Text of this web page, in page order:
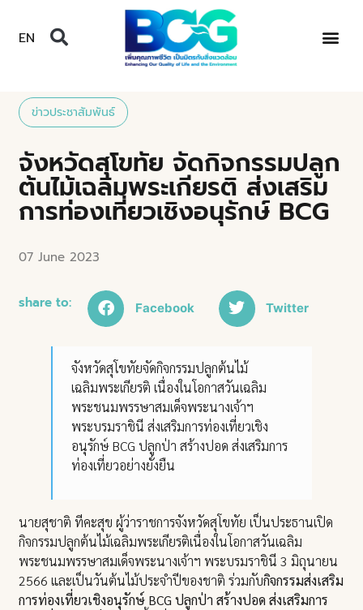
EN
ข่าวประชาสัมพันธ์
จังหวัดสุโขทัย จัดกิจกรรมปลูก
ต้นไม้เฉลิมพระเกียรติ ส่งเสริม
การท่องเที่ยวเชิงอนุรักษ์ BCG
07 June 2023
share to: Facebook Twitter
จังหวัดสุโขทัยจัดกิจกรรมปลูกต้นไม้
เฉลิมพระเกียรติ เนื่องในโอกาสวันเฉลิม
พระชนมพรรษาสมเด็จพระนางเจ้าฯ
พระบรมราชินี ส่งเสริมการท่องเที่ยวเชิง
อนุรักษ์ BCG ปลูกป่า สร้างปอด ส่งเสริมการ
ท่องเที่ยวอย่างยั่งยืน
นายสุชาติ ทีคะสุข ผู้ว่าราชการจังหวัดสุโขทัย เป็นประธานเปิด
กิจกรรมปลูกต้นไม้เฉลิมพระเกียรติเนื่องในโอกาสวันเฉลิม
พระชนมพรรษาสมเด็จพระนางเจ้าฯ พระบรมราชินี 3 มิถุนายน
2566 และเป็นวันต้นไม้ประจำปีของชาติ ร่วมกับกิจกรรมส่งเสริม
การท่องเที่ยวเชิงอนุรักษ์ BCG ปลูกป่า สร้างปอด ส่งเสริมการ